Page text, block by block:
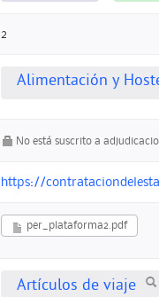
2
Alimentación y
No está suscrito a
https://
per_plataforma2.pdf
Artículos de viaje